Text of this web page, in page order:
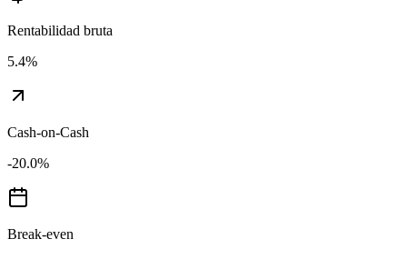
Rentabilidad bruta
5.4%
Cash-on-Cash
-20.0%
Break-even